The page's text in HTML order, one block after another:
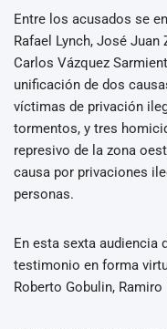
Entre los acusados se
Rafael Lynch, José
Carlos Vázquez
unificación de dos
víctimas de privación
tormentos, y tres
represivo de la zona
causa por privaciones
personas.
En esta sexta audiencia
testimonio en forma
Roberto Gobulin,